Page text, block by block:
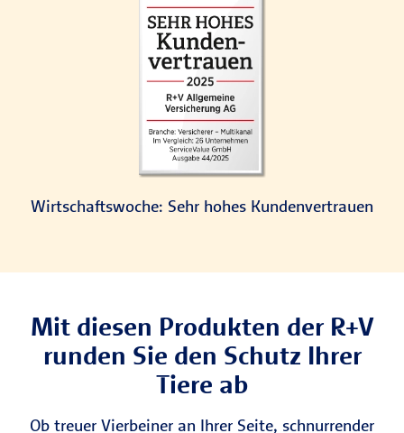
Wirtschaftswoche: Sehr hohes Kundenvertrauen
Mit diesen Produkten der R+V
runden Sie den Schutz Ihrer
Tiere ab
Ob treuer Vierbeiner an Ihrer Seite, schnurrender